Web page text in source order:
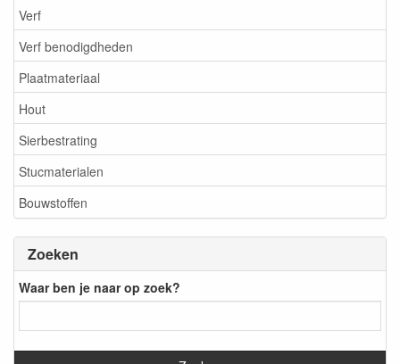
Verf
Verf benodigdheden
Plaatmateriaal
Hout
Sierbestrating
Stucmaterialen
Bouwstoffen
Zoeken
Waar ben je naar op zoek?